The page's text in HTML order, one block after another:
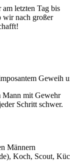
letzten Tag bis
wir nach großer
Geweih
Schritt schwer.
Koch, Scout,